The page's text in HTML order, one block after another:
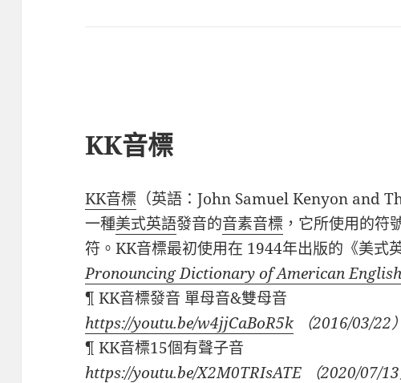
KK音標
KK音標 （英語：John Samuel Kenyon and
一種美式英語發音的音素音標 ，它所使用的符
符。KK音標最初使用在 1944年出版的《美式
Pronouncing Dictionary of American English
¶ KK音標發音 單母音&雙母音
https://youtu.be/w4jjCaBoR5k（2016/03/22）
¶ KK音標15個有聲子音
https://youtu.be/X2M0TRIsATE （2020/07/13